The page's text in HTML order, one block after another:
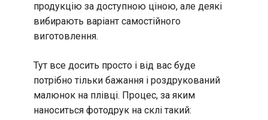
продукцію за доступною ціною, але деякі
вибирають варіант самостійного
виготовлення.
Тут все досить просто і від вас буде
потрібно тільки бажання і роздрукований
малюнок на плівці. Процес, за яким
наноситься фотодрук на склі такий: